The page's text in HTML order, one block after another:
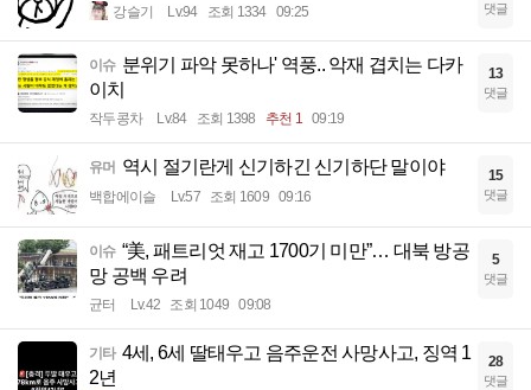
강슬기 Lv.94 조회 1334 09:25 댓글
이슈 분위기 파악 못하나' 역풍.. 악재 겹치는 다카
이치
작두콩차 Lv.84 조회 1398 추천 1 09:19
13
댓글
유머 역시 절기란게 신기하긴 신기하단 말이야
백합에이슬 Lv.57 조회 1609 09:16
15
댓글
이슈 “美, 패트리엇 재고 1700기 미만”… 대북 방공
망 공백 우려
균터 Lv.42 조회 1049 09:08
5
댓글
기타 4세, 6세 딸태우고 음주운전 사망사고, 징역 1
2년
28
댓글